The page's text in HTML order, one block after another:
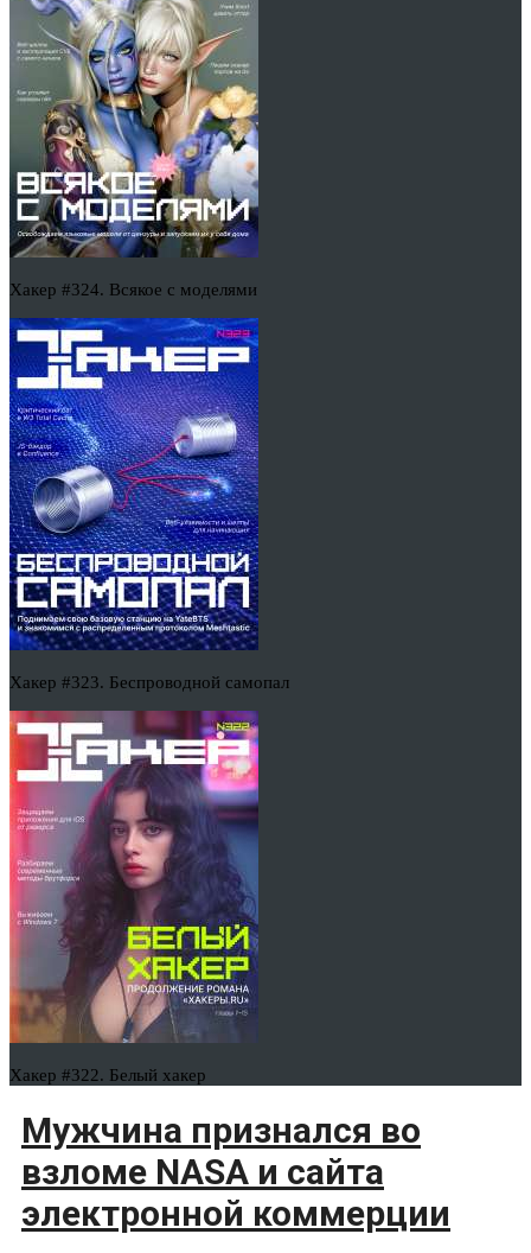
Хакер #324. Всякое с моделями
Хакер #323. Беспроводной самопал
Хакер #322. Белый хакер
Мужчина признался во
взломе NASA и сайта
электронной коммерции